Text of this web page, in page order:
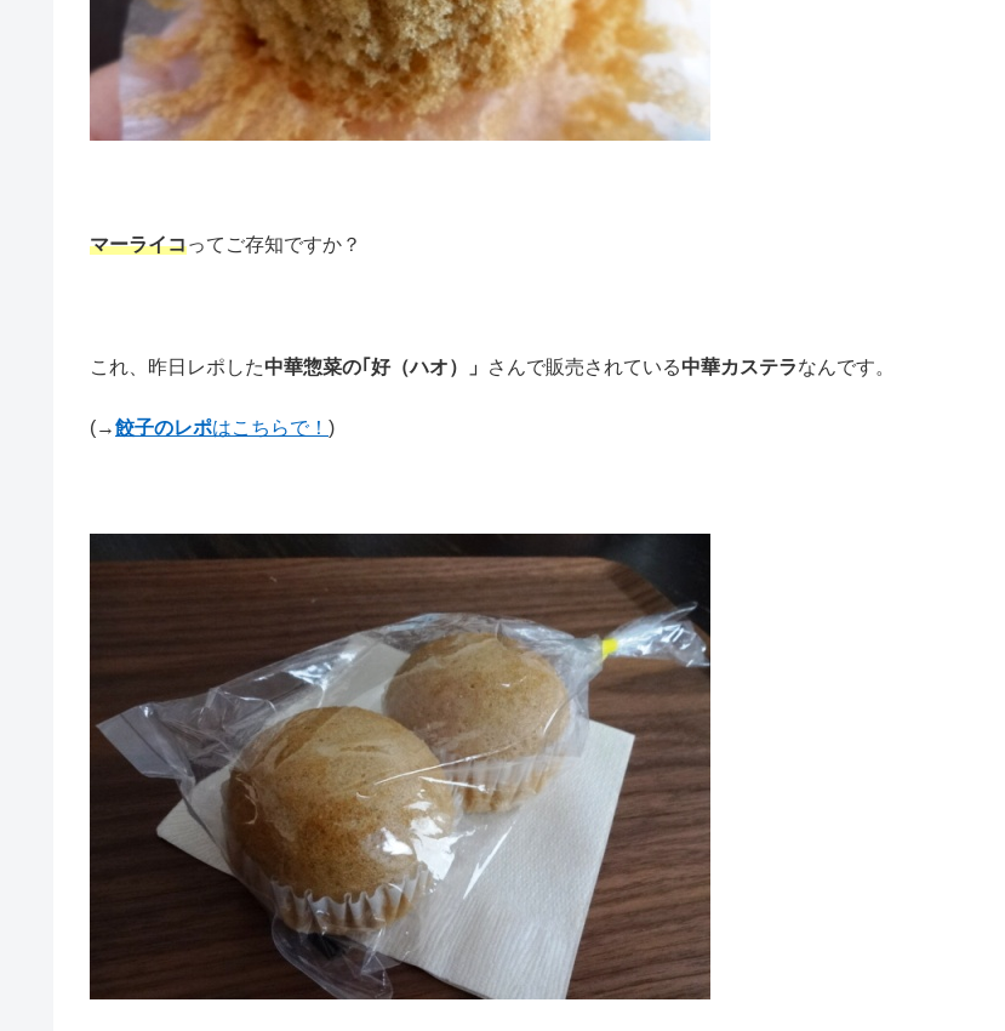
マーライコってご存知ですか？
これ、昨日レポした中華惣菜の｢好（ハオ）」 さんで販売されている中華カステラなんです。
(→餃子のレポはこちらで！ )